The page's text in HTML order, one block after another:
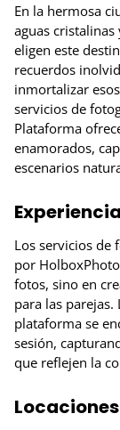
En la hermosa
aguas
eligen este
recuerdos
inmortalizar
servicios de
Plataforma
enamorados,
escenarios
Los servicios de
por
fotos, sino en
para las
plataforma se
sesión,
que reflejen la